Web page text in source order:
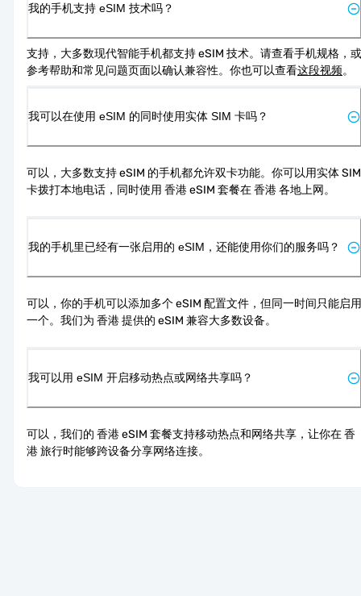
我的手机支持 eSIM 技术吗？
支持，大多数现代智能手机都支持 eSIM 技术。请查看手机规格，或
参考帮助和常见问题页面以确认兼容性。你也可以查看这段视频。
我可以在使用 eSIM 的同时使用实体 SIM 卡吗？
可以，大多数支持 eSIM 的手机都允许双卡功能。你可以用实体 SIM
卡拨打本地电话，同时使用 香港 eSIM 套餐在 香港 各地上网。
我的手机里已经有一张启用的 eSIM，还能使用你们的服务吗？
可以，你的手机可以添加多个 eSIM 配置文件，但同一时间只能启用
一个。我们为 香港 提供的 eSIM 兼容大多数设备。
我可以用 eSIM 开启移动热点或网络共享吗？
可以，我们的 香港 eSIM 套餐支持移动热点和网络共享，让你在 香
港 旅行时能够跨设备分享网络连接。